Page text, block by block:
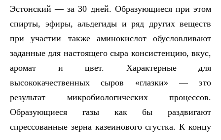
Эстонский — за 30 дней. Образующиеся при этом
спирты, эфиры, альдегиды и ряд других веществ
при участии также аминокислот обусловливают
заданные для настоящего сыра консистенцию, вкус,
аромат и цвет. Характерные для
высококачественных сыров «глазки» — это
результат микробиологических процессов.
Образующиеся газы как бы раздвигают
спрессованные зерна казеинового сгустка. К концу